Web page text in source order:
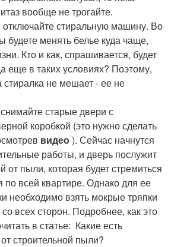
вообще не трогайте.
отключайте стиральную машину. Во
менять белье куда чаще,
Кто и как, спрашивается, будет
еще в таких условиях? Поэтому,
не мешает - ее не
старые двери с
коробкой (это нужно сделать
видео). Сейчас начнутся
работы, и дверь послужит
от пыли, которая будет стремиться
по всей квартире. Однако для ее
необходимо взять мокрые тряпки
всех сторон. Подробнее, как это
в статье: Какие есть
строительной пыли?